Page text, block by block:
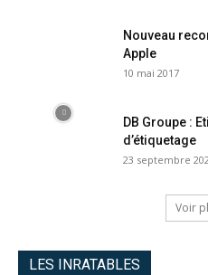
Nouveau
Apple
10 mai 2017
DB Groupe :
d’étiquetage
23 septembre
Voir
LES INRATABLES